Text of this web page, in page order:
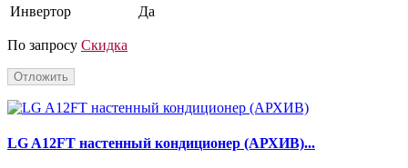
Инвертор
Да
По запросу Скидка
Отложить
LG A12FT настенный кондиционер (АРХИВ)...